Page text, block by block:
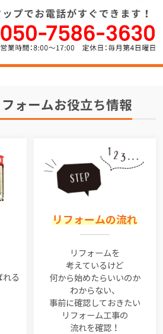
ォームお役立ち情報
れる
リフォームの流れ
リフォームを
考えているけど
何から始めたらいいのか
わからない、
事前に確認しておきたい
リフォーム工事の
流れを確認！